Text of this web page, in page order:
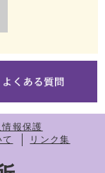
情報保護
リンク集